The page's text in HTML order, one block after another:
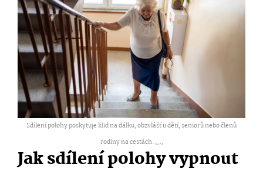
Sdílení polohy poskytuje klid na dálku, obzvlášť u dětí, seniorů nebo členů
rodiny na cestách. ,...
Jak sdílení polohy vypnout